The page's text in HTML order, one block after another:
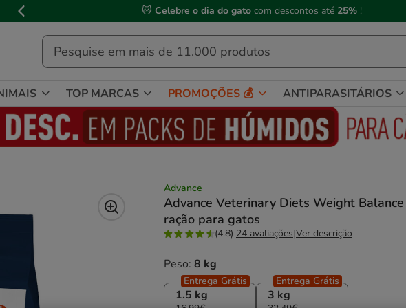
de
mensagem,
📅 Compre até às13h00 e receba a sua encomenda nopróximo dia útil
TOP MARCAS PROMOÇÕES 💰 ANTIPARASITÁRIOS
Advance
Advance Veterinary Diets Weight Balance
ração para gatos
(4.8) 24 avaliações|Ver descrição
Peso: 8 kg
1.5 kg
Entrega Grátis
3 kg
Entrega Grátis